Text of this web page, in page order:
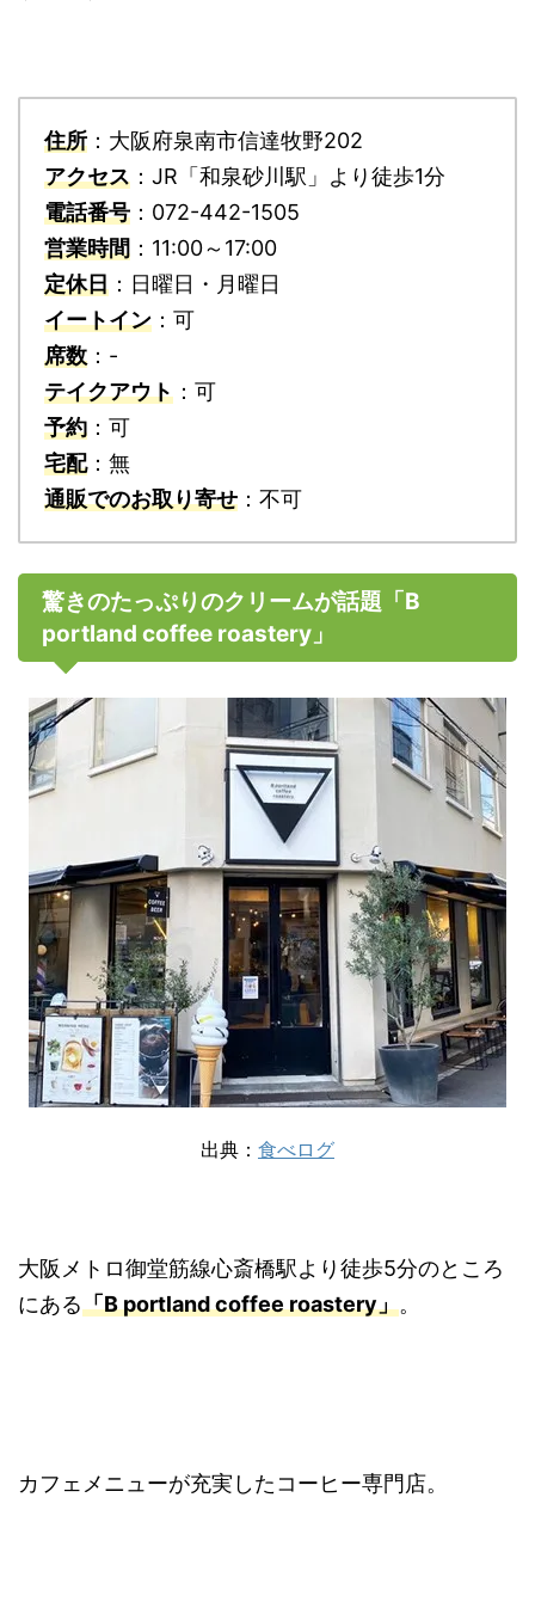
住所 ：大阪府泉南市信達牧野202
アクセス ：JR「和泉砂川駅」より徒歩1分
電話番号 ：072-442-1505
営業時間 ：11:00～17:00
定休日 ：日曜日・月曜日
イートイン ：可
席数 ：-
テイクアウト ：可
予約 ：可
宅配：無
通販でのお取り寄せ ：不可
驚きのたっぷりのクリームが話題「B
portland coffee roastery」
出典： 食べログ
大阪メトロ御堂筋線心斎橋駅より徒歩5分のところ
にある「B portland coffee roastery」。
カフェメニューが充実したコーヒー専門店。